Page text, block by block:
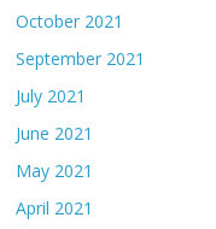
October 2021
September 2021
July 2021
June 2021
May 2021
April 2021